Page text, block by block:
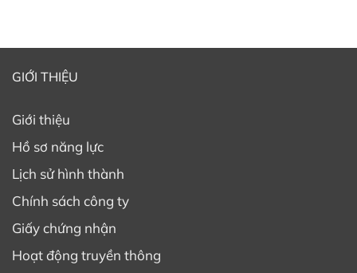
GIỚI THIỆU
Giới thiệu
Hồ sơ năng lực
Lịch sử hình thành
Chính sách công ty
Giấy chứng nhận
Hoạt động truyền thông